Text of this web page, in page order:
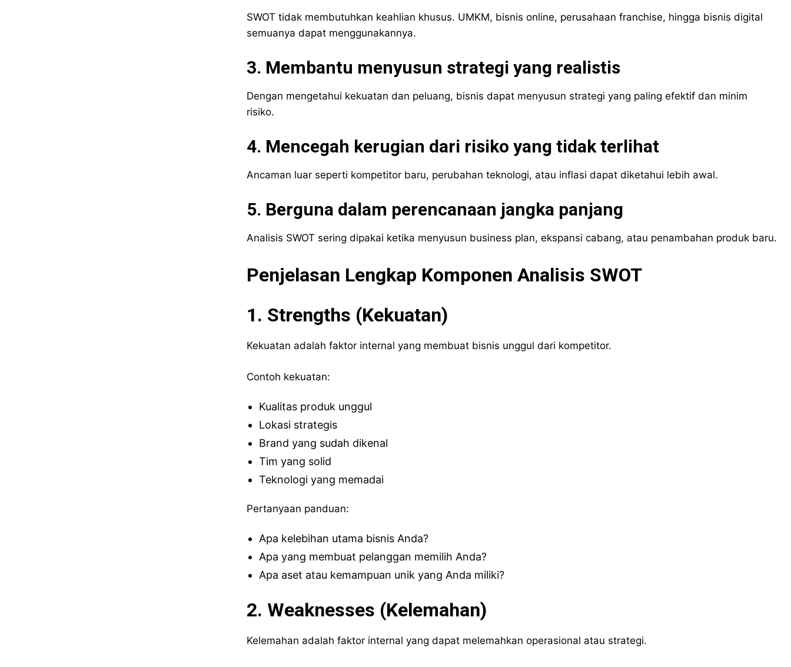
SWOT tidak membutuhkan keahlian khusus. UMKM, bisnis online, perusahaan franchise, hingga bisnis digital
semuanya dapat menggunakannya.
3. Membantu menyusun strategi yang realistis
Dengan mengetahui kekuatan dan peluang, bisnis dapat menyusun strategi yang paling efektif dan minim
risiko.
4. Mencegah kerugian dari risiko yang tidak terlihat
Ancaman luar seperti kompetitor baru, perubahan teknologi, atau inflasi dapat diketahui lebih awal.
5. Berguna dalam perencanaan jangka panjang
Analisis SWOT sering dipakai ketika menyusun business plan, ekspansi cabang, atau penambahan produk baru.
Penjelasan Lengkap Komponen Analisis SWOT
1. Strengths (Kekuatan)
Kekuatan adalah faktor internal yang membuat bisnis unggul dari kompetitor.
Contoh kekuatan:
Kualitas produk unggul
Lokasi strategis
Brand yang sudah dikenal
Tim yang solid
Teknologi yang memadai
Pertanyaan panduan:
Apa kelebihan utama bisnis Anda?
Apa yang membuat pelanggan memilih Anda?
Apa aset atau kemampuan unik yang Anda miliki?
2. Weaknesses (Kelemahan)
Kelemahan adalah faktor internal yang dapat melemahkan operasional atau strategi.